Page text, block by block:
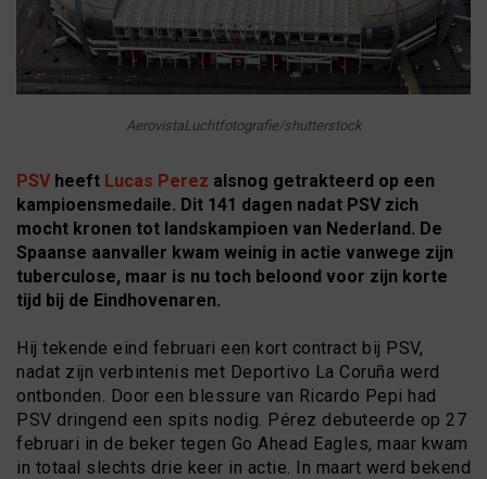
AerovistaLuchtfotografie/shutterstock
PSV heeft Lucas Perez alsnog getrakteerd op een
kampioensmedaile. Dit 141 dagen nadat PSV zich
mocht kronen tot landskampioen van Nederland. De
Spaanse aanvaller kwam weinig in actie vanwege zijn
tuberculose, maar is nu toch beloond voor zijn korte
tijd bij de Eindhovenaren.
Hij tekende eind februari een kort contract bij PSV,
nadat zijn verbintenis met Deportivo La Coruña werd
ontbonden. Door een blessure van Ricardo Pepi had
PSV dringend een spits nodig. Pérez debuteerde op 27
februari in de beker tegen Go Ahead Eagles, maar kwam
in totaal slechts drie keer in actie. In maart werd bekend